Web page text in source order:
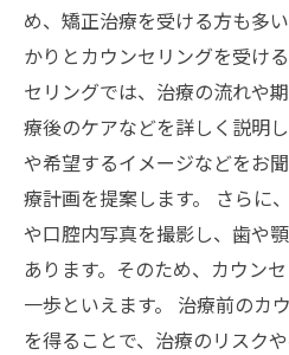
め、矯正治療を受ける方も多
かりとカウンセリングを受け
セリングでは、治療の流れや
療後のケアなどを詳しく説明
や希望するイメージなどをお
療計画を提案します。 さらに
や口腔内写真を撮影し、歯や
あります。そのため、カウン
一歩といえます。 治療前のカ
を得ることで、治療のリスク